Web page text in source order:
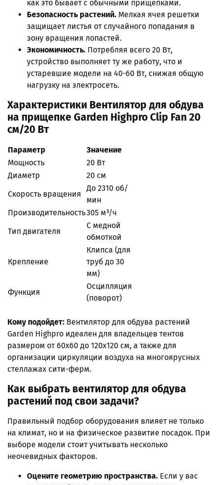
как это бывает с обычными прищепками.
Безопасность растений. Мелкая ячея решетки
защищает листья от случайного попадания в
зону вращения лопастей.
Экономичность. Потребляя всего 20 Вт,
устройство выполняет ту же работу, что и
устаревшие модели на 40-60 Вт, снижая общую
нагрузку на электросеть.
Характеристики Вентилятор для обдува
на прищепке Garden Highpro Clip Fan 20
см/20 Вт
Параметр
Значение
Мощность
20 Вт
Диаметр
20 см
Скорость вращения
До 2310 об/
мин
Производительность305 м³/ч
Тип двигателя
С медной
обмоткой
Крепление
Клипса (для
труб до 30
мм)
Функция
Осцилляция
(поворот)
Кому подойдет: Вентилятор для обдува растений
Garden Highpro идеален для владельцев тентов
размером от 60x60 до 120x120 см, а также для
организации циркуляции воздуха на многоярусных
стеллажах сити-ферм.
Как выбрать вентилятор для обдува
растений под свои задачи?
Правильный подбор оборудования влияет не только
на климат, но и на физическое развитие посадок. При
выборе модели стоит учитывать несколько
неочевидных факторов.
Оцените геометрию пространства. Если у вас